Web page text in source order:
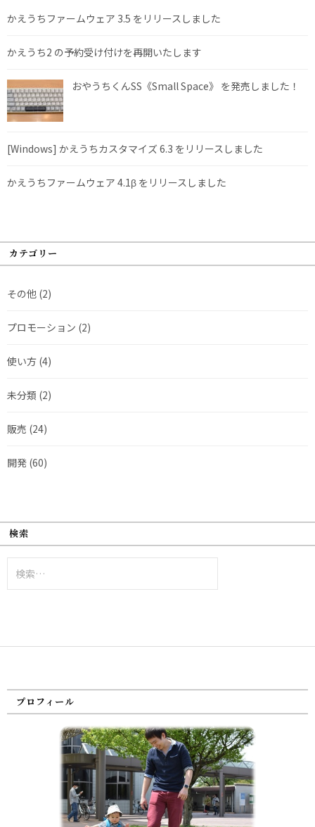
かえうちファームウェア 3.5 をリリースしました
かえうち2 の予約受け付けを再開いたします
おやうちくんSS《Small Space》 を発売しました！
[Windows] かえうちカスタマイズ 6.3 をリリースしました
かえうちファームウェア 4.1β をリリースしました
カテゴリー
その他 (2)
プロモーション (2)
使い方 (4)
未分類 (2)
販売 (24)
開発 (60)
検索
索:
プロフィール